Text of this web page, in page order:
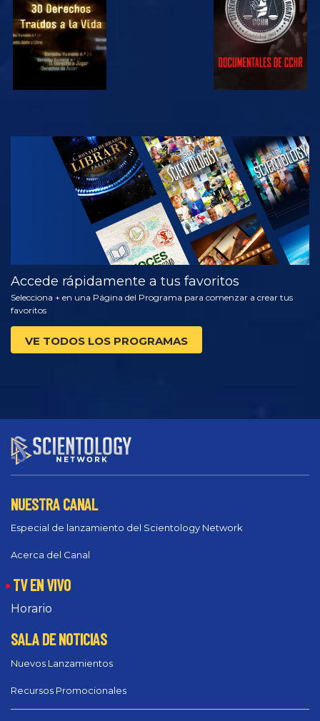
VE
EXPLORA LAS
SERIES
Accede rápidamente a tus favoritos
Selecciona + en una Página del Programa para comenzar a crear tus
favoritos
VE TODOS LOS PROGRAMAS
NUESTRA CANAL
Especial de lanzamiento del Scientology Network
Acerca del Canal
TV EN VIVO
Horario
SALA DE NOTICIAS
Nuevos Lanzamientos
Recursos Promocionales